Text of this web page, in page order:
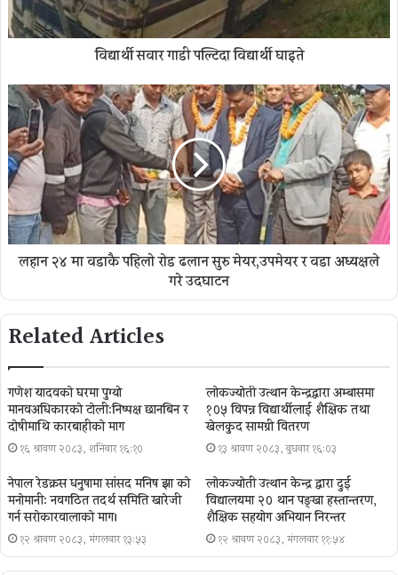
विद्यार्थी सवार गाडी पल्टिदा विद्यार्थी घाइते
लहान २४ मा वडाकै पहिलाे राेड ढलान सुरु मेयर,उपमेयर र वडा अध्यक्षले
गरे उदघाटन
Related Articles
गणेश यादवको घरमा पुग्याे
मानवअधिकारकाे टोली:निष्पक्ष छानबिन र
दोषीमाथि कारबाहीको माग
१६ श्रावण २०८३, शनिबार १६:१०
लोकज्योती उत्थान केन्द्रद्वारा अम्बासमा
१०५ विपन्न विद्यार्थीलाई शैक्षिक तथा
खेलकुद सामग्री वितरण
१३ श्रावण २०८३, बुधबार १६:०३
नेपाल रेडक्रस धनुषामा सांसद मनिष झा को
मनोमानी: नवगठित तदर्थ समिति खारेजी
गर्न सरोकारवालाको माग।
१२ श्रावण २०८३, मंगलवार १३:५३
लोकज्योती उत्थान केन्द्र द्वारा दुई
विद्यालयमा २० थान पङ्खा हस्तान्तरण,
शैक्षिक सहयोग अभियान निरन्तर
१२ श्रावण २०८३, मंगलवार ११:५४